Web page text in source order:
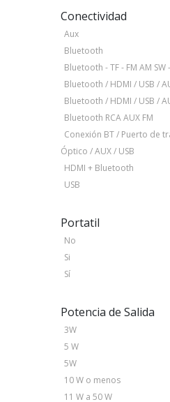
Conectividad
Aux
Bluetooth
Bluetooth - TF - FM AM SW
Bluetooth / HDMI / USB /
Bluetooth / HDMI / USB /
Bluetooth RCA AUX FM
Conexión BT / Puerto de
Óptico / AUX / USB
HDMI + Bluetooth
USB
Portatil
No
Si
Sí
Potencia de Salida
3W
5 W
5W
10 W o menos
11 W a 50 W